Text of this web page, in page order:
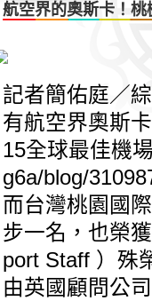
航空界的奧斯卡！
記者簡佑庭／
有航空界奧斯
15全球最佳機
g6a/blog/
而台灣桃園國
步一名，也榮
port Staff ）殊
由英國顧問公